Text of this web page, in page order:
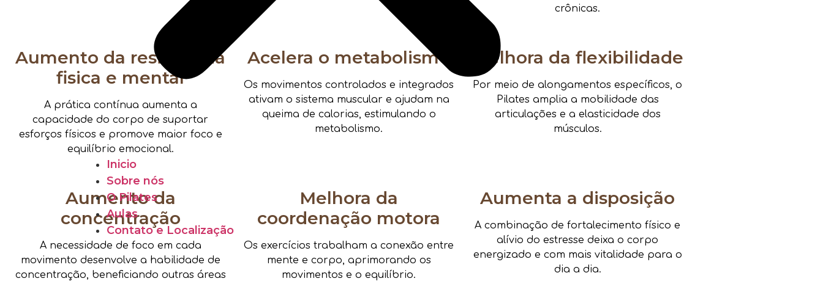
Inicio
Sobre nós
O Pilates
Aulas
Contato e Localização
crônicas.
Aumento da resistencia
fisica e mental
A prática contínua aumenta a
capacidade do corpo de suportar
esforços físicos e promove maior foco e
equilíbrio emocional.
Acelera o metabolismo
Os movimentos controlados e integrados
ativam o sistema muscular e ajudam na
queima de calorias, estimulando o
metabolismo.
Melhora da flexibilidade
Por meio de alongamentos específicos, o
Pilates amplia a mobilidade das
articulações e a elasticidade dos
músculos.
Aumento da
concentração
A necessidade de foco em cada
movimento desenvolve a habilidade de
concentração, beneficiando outras áreas
Melhora da
coordenação motora
Os exercícios trabalham a conexão entre
mente e corpo, aprimorando os
movimentos e o equilíbrio.
Aumenta a disposição
A combinação de fortalecimento físico e
alívio do estresse deixa o corpo
energizado e com mais vitalidade para o
dia a dia.